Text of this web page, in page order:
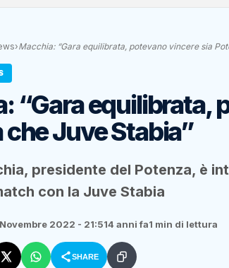
›Macchia: “Gara equilibrata, potevano vincere sia
“Gara equilibrata,
che Juve Stabia”
presidente del Potenza, è
con la Juve Stabia
2022 - 21:514 anni fa1 min di lettura
SHARE